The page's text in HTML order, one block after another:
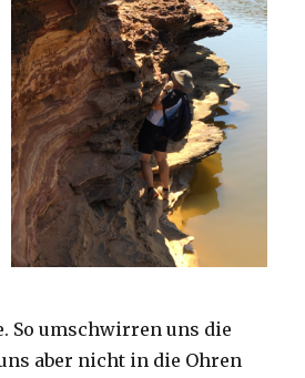
So umschwirren uns die
aber nicht in die Ohren